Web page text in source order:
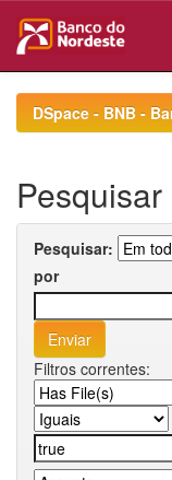
navigationDSpace - BNB -
Pesquisar
Pesquisar:
por
Filtros correntes: